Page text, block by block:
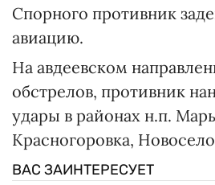
Спорного противник
авиацию.
На авдеевском
обстрелов, противник
удары в районах н.п.
Красногоровка,
ВАС ЗАИНТЕРЕСУЕТ